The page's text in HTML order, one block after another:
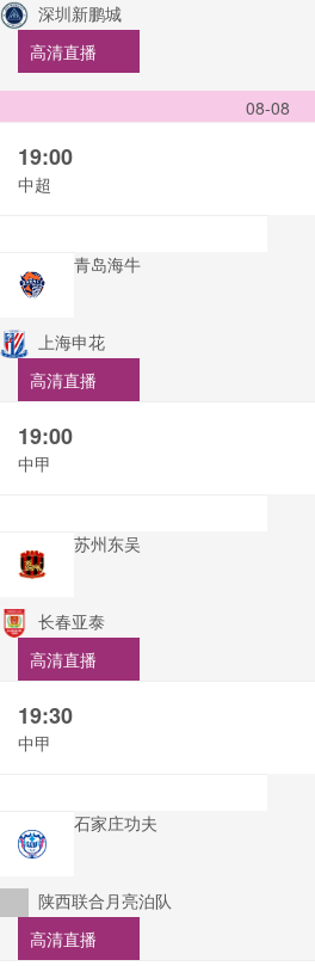
深圳新鹏城
高清直播
08-08
19:00
中超
青岛海牛
上海申花
高清直播
19:00
中甲
苏州东吴
长春亚泰
高清直播
19:30
中甲
石家庄功夫
陕西联合月亮泊队
高清直播